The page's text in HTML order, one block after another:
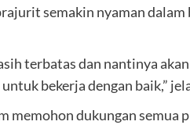
semakin nyaman
terbatas dan nantinya
bekerja dengan baik,”
memohon dukungan semua